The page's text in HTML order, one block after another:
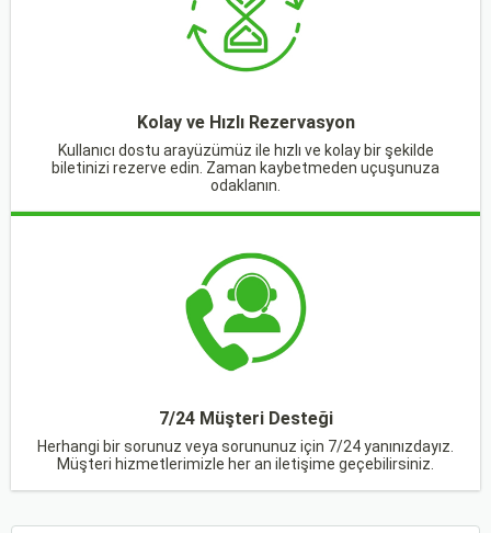
Kolay ve Hızlı Rezervasyon
Kullanıcı dostu arayüzümüz ile hızlı ve kolay bir şekilde
biletinizi rezerve edin. Zaman kaybetmeden uçuşunuza
odaklanın.
7/24 Müşteri Desteği
Herhangi bir sorunuz veya sorununuz için 7/24 yanınızdayız.
Müşteri hizmetlerimizle her an iletişime geçebilirsiniz.